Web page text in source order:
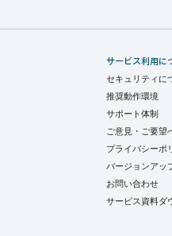
サービス利用に
セキュリティに
推奨動作環境
サポート体制
ご意見・ご要望
プライバシーポ
バージョンアッ
お問い合わせ
サービス資料ダ